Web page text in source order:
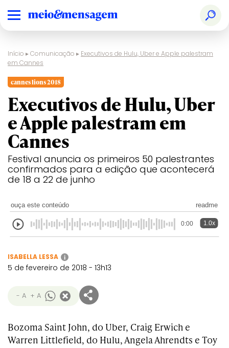
Início ▸Comunicação ▸ Executivos de Hulu, Uber e Apple palestram
em Cannes
cannes lions 2018
Executivos de Hulu, Uber
e Apple palestram em
Cannes
Festival anuncia os primeiros 50 palestrantes
confirmados para a edição que acontecerá
de 18 a 22 de junho
ouça este conteúdo readme
0:00 1.0x
ISABELLA LESSA i
5 de fevereiro de 2018 - 13h13
- A + A
Bozoma Saint John, do Uber, Craig Erwich e
Warren Littlefield, do Hulu, Angela Ahrendts e Toy